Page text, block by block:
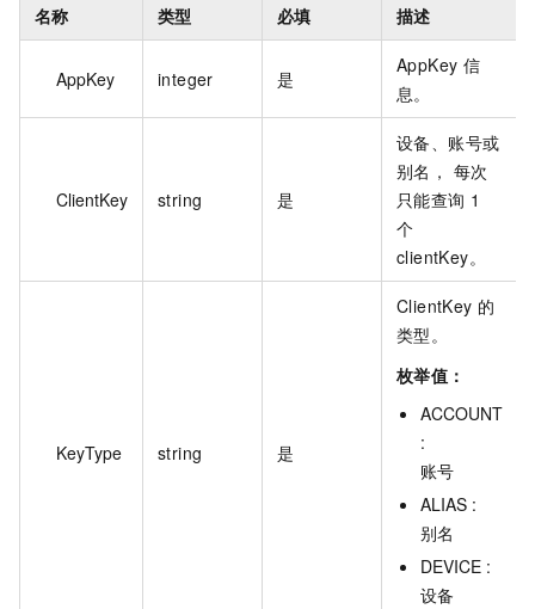
名称 类型 必填 描述
AppKey integer 是
AppKey 信
息。
ClientKey string 是
设备、账号或
别名， 每次
只能查询 1
个
clientKey。
KeyType string 是
ClientKey 的
类型。
枚举值：
ACCOUNT
:
账号
ALIAS :
别名
DEVICE :
设备